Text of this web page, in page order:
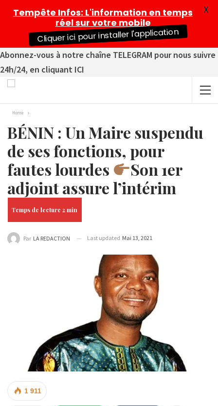
Abonnez-vous à notre chaîne TELEGRAM pour nous suivre
24h/24, en cliquant ICI
Home
BÉNIN : Un Maire suspendu
de ses fonctions, pour
fautes lourdes
Son 1er
adjoint assure l’intérim
Par LA REDACTION Last updated Mai 13, 2021
1 911
Tempête Infos: L'information en temps
réel sur votre mobile
Cliquer ici pour installer l'application
X